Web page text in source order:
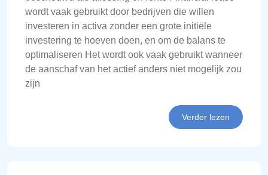
wordt vaak gebruikt door bedrijven die willen
investeren in activa zonder een grote initiële
investering te hoeven doen, en om de balans te
optimaliseren Het wordt ook vaak gebruikt wanneer
de aanschaf van het actief anders niet mogelijk zou
zijn
Verder lezen